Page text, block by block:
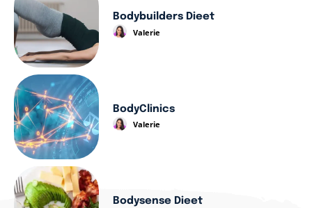
Bodybuilders Dieet
Valerie
BodyClinics
Valerie
Bodysense Dieet